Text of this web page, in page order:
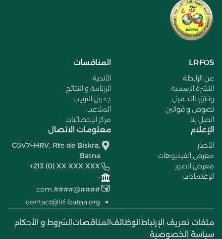
LRF05
عن الرابطة
النشرة الرسمية
وثائق للتحميل
نصوص و قوانين
اتصل بنا
المنافسات
الأندية
الرزنامة و النتائج
جدول الترتيب
الملاعب
مركز الإحصائيات
الإعلام
الأخبار
معرض الفيديوهات
معرض الصور
الإعتمادات
معلومات الاتصال
G5V7+HRV, Rte de Biskra,
Batna
+213 (0) XX XXX XXX
-
####@####.com
contact@lrf-batna.org
ملفات تعريف الإرتباط الوظائف المناقصات الشروط و الأحكام
سياسة الخصوصية